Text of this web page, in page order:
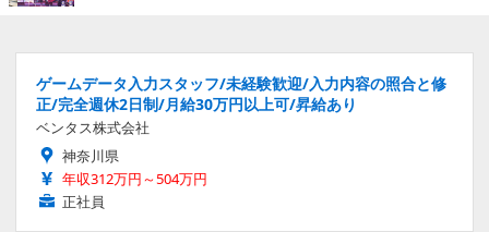
ゲームデータ入力スタッフ/未経験歓迎/入力内容の照合と修
正/完全週休2日制/月給30万円以上可/昇給あり
ベンタス株式会社
神奈川県
年収312万円～504万円
正社員